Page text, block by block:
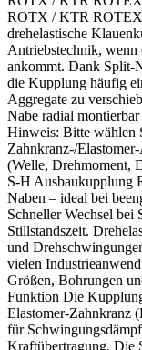
ROTX / KTR ROTEX
drehelastische
Antriebstechnik, wenn
ankommt. Dank Split-
die Kupplung häufig
Aggregate zu
Nabe radial
Hinweis: Bitte wählen
Zahnkranz-/
(Welle, Drehmoment,
S-H Ausbaukupplung
Naben – ideal bei
Schneller Wechsel bei
Stillstandszeit.
und
vielen
Größen, Bohrungen
Funktion Die
Elastomer-Zahnkranz
für
Kraftübertragung. Die